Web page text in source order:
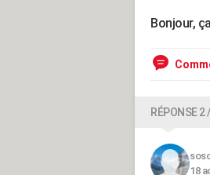
Bonjour,
RÉPONSE 2
18